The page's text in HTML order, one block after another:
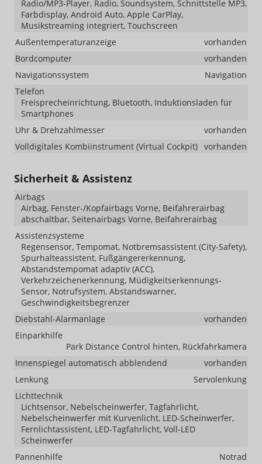
Radio/MP3-Player, Radio, Soundsystem, Schnittstelle MP3,
Farbdisplay, Android Auto, Apple CarPlay,
Musikstreaming integriert, Touchscreen
Außentemperaturanzeige
vorhanden
Bordcomputer
vorhanden
Navigationssystem
Navigation
Telefon
Freisprecheinrichtung, Bluetooth, Induktionsladen für
Smartphones
Uhr & Drehzahlmesser
vorhanden
Volldigitales Kombiinstrument (Virtual Cockpit) vorhanden
Sicherheit & Assistenz
Airbags
Airbag, Fenster-/Kopfairbags Vorne, Beifahrerairbag
abschaltbar, Seitenairbags Vorne, Beifahrerairbag
Assistenzsysteme
Regensensor, Tempomat, Notbremsassistent (City-Safety),
Spurhalteassistent, Fußgängererkennung,
Abstandstempomat adaptiv (ACC),
Verkehrzeichenerkennung, Müdigkeitserkennungs-
Sensor, Notrufsystem, Abstandswarner,
Geschwindigkeitsbegrenzer
Diebstahl-Alarmanlage
vorhanden
Einparkhilfe
Park Distance Control hinten, Rückfahrkamera
Innenspiegel automatisch abblendend
vorhanden
Lenkung
Servolenkung
Lichttechnik
Lichtsensor, Nebelscheinwerfer, Tagfahrlicht,
Nebelscheinwerfer mit Kurvenlicht, LED-Scheinwerfer,
Fernlichtassistent, LED-Tagfahrlicht, Voll-LED
Scheinwerfer
Pannenhilfe
Notrad